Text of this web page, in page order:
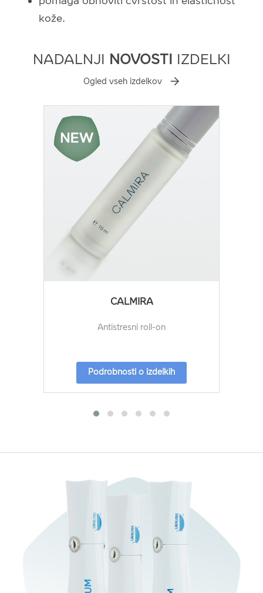
kože.
NADALNJI NOVOSTI IZDELKI
Ogled vseh izdelkov
CALMIRA
Antistresni roll-on
Podrobnosti o izdelkih